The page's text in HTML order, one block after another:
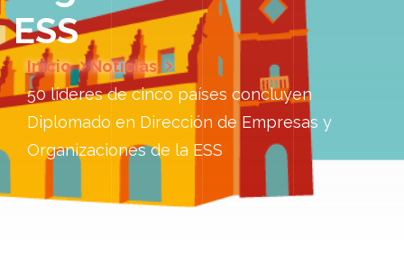
ESS
Inicio
Noticias
50 líderes de cinco países concluyen
Diplomado en Dirección de Empresas y
Organizaciones de la ESS